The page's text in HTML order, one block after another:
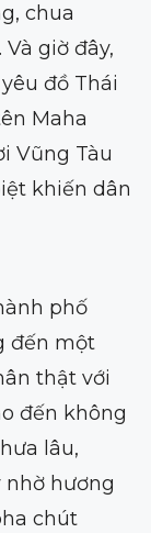
chua
giờ đây,
đồ Thái
Maha
Vũng Tàu
khiến dân
phố
đến một
thật với
đến không
lâu,
nhờ hương
chút